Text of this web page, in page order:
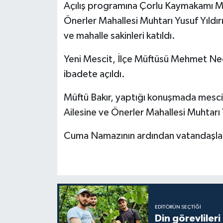
Açılış programına Çorlu
Önerler Mahallesi Muhtarı Yusuf
ve mahalle sakinleri katıldı.
Yeni Mescit, İlçe Müftüsü Mehmet
ibadete açıldı.
Müftü Bakır, yaptığı konuşmada
Ailesine ve Önerler Mahallesi Muhtarı
Cuma Namazının ardından
EDITÖRÜN SEÇTIĞI
Din görevlileri
Bitlis Müftülüğü
Burdur Müftülüğü
Bursa Müftülüğü
Denizli Müftülüğü
Duyurular
Diyanet TV